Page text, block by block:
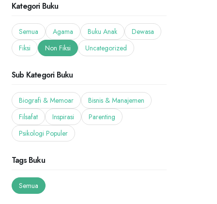
Kategori Buku
Semua Agama Buku Anak
Dewasa
Fiksi
Non Fiksi Uncategorized
Sub Kategori Buku
Biografi & Memoar
Bisnis & Manajemen
Filsafat
Inspirasi
Parenting
Psikologi Populer
Tags Buku
Semua